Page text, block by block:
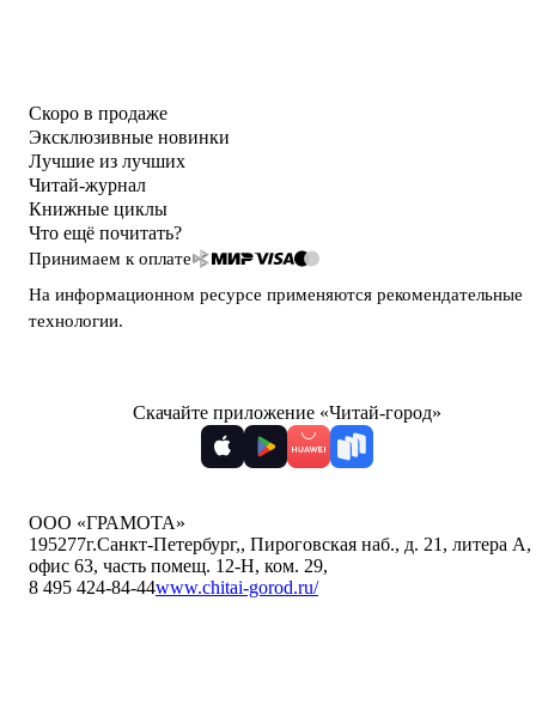
Скоро в продаже
Эксклюзивные новинки
Лучшие из лучших
Читай-журнал
Книжные циклы
Что ещё почитать?
Принимаем к оплате
На информационном ресурсе применяются рекомендательные
технологии.
Скачайте приложение «Читай-город»
ООО «ГРАМОТА»
195277г.Санкт-Петербург,, Пироговская наб., д. 21, литера А,
офис 63, часть помещ. 12-Н, ком. 29,
8 495 424-84-44www.chitai-gorod.ru/